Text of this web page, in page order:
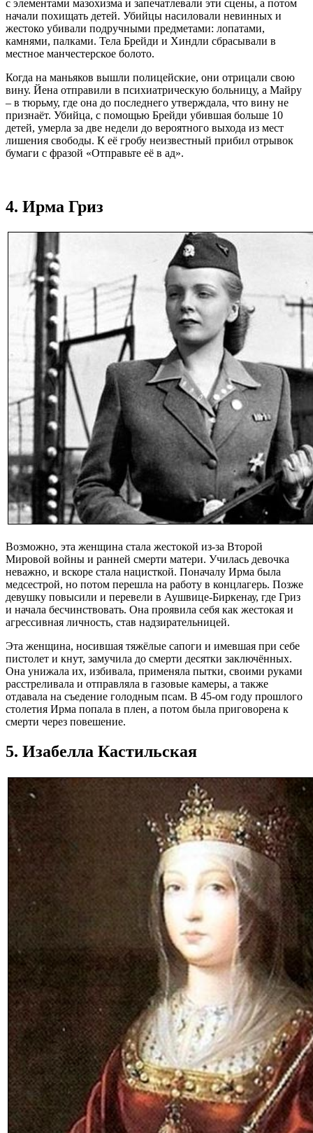
с элементами мазохизма и запечатлевали эти сцены, а потом
начали похищать детей. Убийцы насиловали невинных и
жестоко убивали подручными предметами: лопатами,
камнями, палками. Тела Брейди и Хиндли сбрасывали в
местное манчестерское болото.
Когда на маньяков вышли полицейские, они отрицали свою
вину. Йена отправили в психиатрическую больницу, а Майру
– в тюрьму, где она до последнего утверждала, что вину не
признаёт. Убийца, с помощью Брейди убившая больше 10
детей, умерла за две недели до вероятного выхода из мест
лишения свободы. К её гробу неизвестный прибил отрывок
бумаги с фразой «Отправьте её в ад».
4. Ирма Гриз
Возможно, эта женщина стала жестокой из-за Второй
Мировой войны и ранней смерти матери. Училась девочка
неважно, и вскоре стала нацисткой. Поначалу Ирма была
медсестрой, но потом перешла на работу в концлагерь. Позже
девушку повысили и перевели в Аушвице-Биркенау, где Гриз
и начала бесчинствовать. Она проявила себя как жестокая и
агрессивная личность, став надзирательницей.
Эта женщина, носившая тяжёлые сапоги и имевшая при себе
пистолет и кнут, замучила до смерти десятки заключённых.
Она унижала их, избивала, применяла пытки, своими руками
расстреливала и отправляла в газовые камеры, а также
отдавала на съедение голодным псам. В 45-ом году прошлого
столетия Ирма попала в плен, а потом была приговорена к
смерти через повешение.
5. Изабелла Кастильская